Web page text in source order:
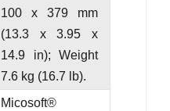
100 x 379 mm
(13.3 x 3.95 x
14.9 in); Weight
7.6 kg (16.7 lb).
Micosoft®